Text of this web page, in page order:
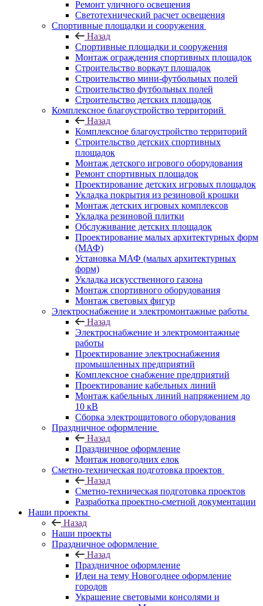
Ремонт уличного освещения
Светотехнический расчет освещения
Спортивные площадки и сооружения
Назад
Спортивные площадки и сооружения
Монтаж ограждения спортивных площадок
Строительство воркаут площадок
Строительство мини-футбольных полей
Строительство футбольных полей
Строительство детских площадок
Комплексное благоустройство территорий
Назад
Комплексное благоустройство территорий
Строительство детских спортивных
площадок
Монтаж детского игрового оборудования
Ремонт спортивных площадок
Проектирование детских игровых площадок
Укладка покрытия из резиновой крошки
Монтаж детских игровых комплексов
Укладка резиновой плитки
Обслуживание детских площадок
Проектирование малых архитектурных форм
(МАФ)
Установка МАФ (малых архитектурных
форм)
Укладка искусственного газона
Монтаж спортивного оборудования
Монтаж световых фигур
Электроснабжение и электромонтажные работы
Назад
Электроснабжение и электромонтажные
работы
Проектирование электроснабжения
промышленных предприятий
Комплексное снабжение предприятий
Проектирование кабельных линий
Монтаж кабельных линий напряжением до
10 кВ
Сборка электрощитового оборудования
Праздничное оформление
Назад
Праздничное оформление
Монтаж новогодних елок
Сметно-техническая подготовка проектов
Назад
Сметно-техническая подготовка проектов
Разработка проектно-сметной документации
Наши проекты
Назад
Наши проекты
Праздничное оформление
Назад
Праздничное оформление
Идеи на тему Новогоднее оформление
городов
Украшение световыми консолями и